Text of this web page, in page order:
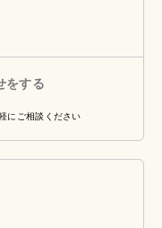
をする
にご相談ください